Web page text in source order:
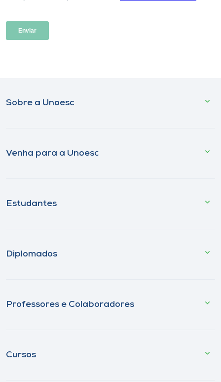
Sobre a Unoesc
Venha para a Unoesc
Estudantes
Diplomados
Professores e Colaboradores
Cursos